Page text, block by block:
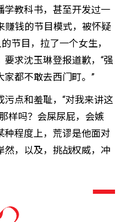
学教科书，甚至开发过一
赚钱的节目模式，被怀疑
节目，拉了一个女生，
求沈玉琳登报道歉，“强
都不敢去西门町。”
点和羞耻，“对我来讲这
样吗？会屎尿屁，会嫉
种程度上，荒谬是他面对
然，以及，挑战权威，冲